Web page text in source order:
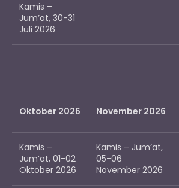
Kamis –
Jum’at, 30-31
Juli 2026
Oktober 2026 November 2026
Kamis –
Jum’at, 01-02
Oktober 2026
Kamis – Jum’at,
05-06
November 2026